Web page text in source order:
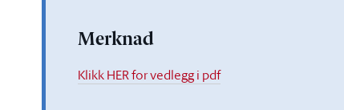
Merknad
Klikk HER for vedlegg i pdf